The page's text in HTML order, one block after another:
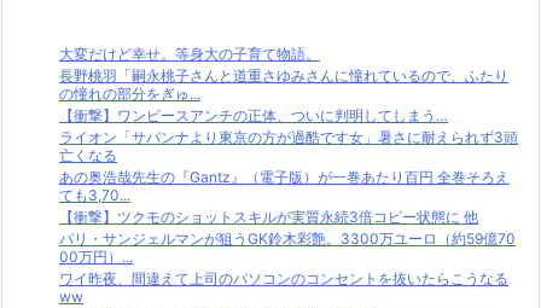
大変だけど幸せ。等身大の子育て物語。
長野桃羽「嗣永桃子さんと道重さゆみさんに憧れているので、ふたり
の憧れの部分をぎゅ...
【衝撃】ワンピースアンチの正体、ついに判明してしまう…
ライオン「サバンナより東京の方が過酷です女」暑さに耐えられず3頭
亡くなる
あの奥浩哉先生の『Gantz』（電子版）が一巻あたり百円 全巻そろえ
ても3,70...
【衝撃】ツクモのショットスキルが実質永続3倍コピー状態に 他
パリ・サンジェルマンが狙うGK鈴木彩艶。3300万ユーロ（約59億70
00万円）...
ワイ昨夜、間違えて上司のパソコンのコンセントを抜いたらこうなる
ww